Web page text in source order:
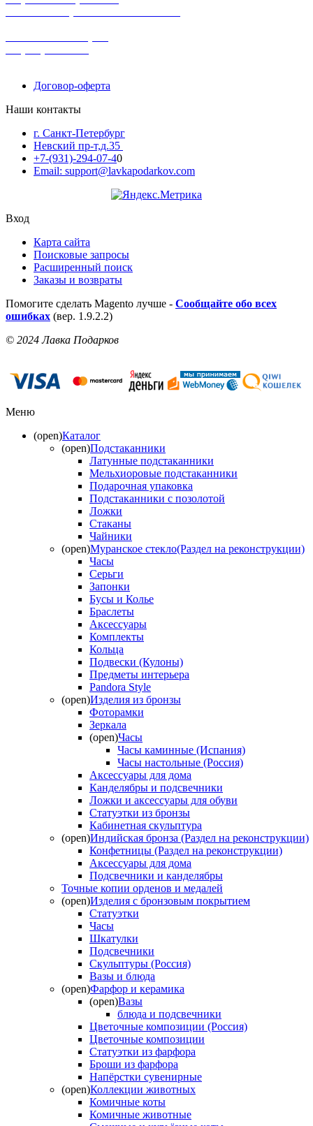
Договор-оферта
Наши контакты
г. Санкт-Петербург
Невский пр-т,д.35
+7-(931)-294-07-40
Email: support@lavkapodarkov.com
Вход
Карта сайта
Поисковые запросы
Расширенный поиск
Заказы и возвраты
Помогите сделать Magento лучше - Сообщайте обо всех
ошибках (вер. 1.9.2.2)
© 2024 Лавка Подарков
Меню
(open)Каталог
(open)Подстаканники
Латунные подстаканники
Мельхиоровые подстаканники
Подарочная упаковка
Подстаканники с позолотой
Ложки
Стаканы
Чайники
(open)Муранское стекло(Раздел на реконструкции)
Часы
Серьги
Запонки
Бусы и Колье
Браслеты
Аксессуары
Комплекты
Кольца
Подвески (Кулоны)
Предметы интерьера
Pandora Style
(open)Изделия из бронзы
Фоторамки
Зеркала
(open)Часы
Часы каминные (Испания)
Часы настольные (Россия)
Аксессуары для дома
Канделябры и подсвечники
Ложки и аксессуары для обуви
Статуэтки из бронзы
Кабинетная скульптура
(open)Индийская бронза (Раздел на реконструкции)
Конфетницы (Раздел на реконструкции)
Аксессуары для дома
Подсвечники и канделябры
Точные копии орденов и медалей
(open)Изделия с бронзовым покрытием
Статуэтки
Часы
Шкатулки
Подсвечники
Скульптуры (Россия)
Вазы и блюда
(open)Фарфор и керамика
(open)Вазы
блюда и подсвечники
Цветочные композиции (Россия)
Цветочные композиции
Статуэтки из фарфора
Броши из фарфора
Напёрстки сувенирные
(open)Коллекции животных
Комичные коты
Комичные животные